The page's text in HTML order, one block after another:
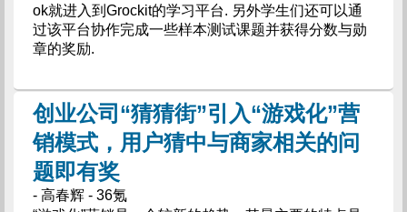
ok就进入到Grockit的学习平台. 另外学生们还可以通
过该平台协作完成一些样本测试课题并获得分数与勋
章的奖励.
创业公司“猜猜街”引入“游戏化”营
销模式，用户猜中与商家相关的问
题即有奖
- 高春辉 - 36氪